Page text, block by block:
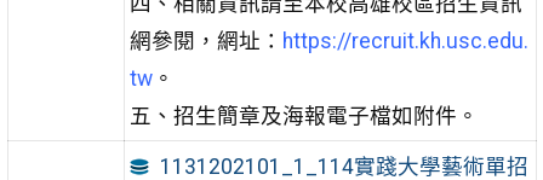
網參閱，網址： https://recruit.kh.usc.edu.
tw。
五、招生簡章及海報電子檔如附件。
1131202101_1_114實踐大學藝術單招